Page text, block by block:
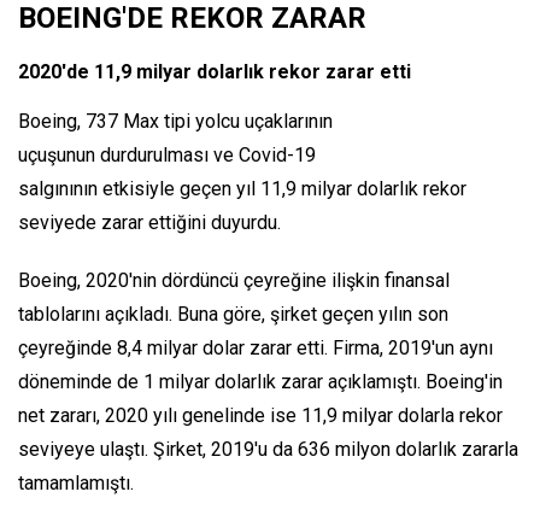
BOEING'DE REKOR ZARAR
2020'de 11,9 milyar dolarlık rekor zarar etti
Boeing, 737 Max tipi yolcu uçaklarının
uçuşunun durdurulması ve Covid-19
salgınının etkisiyle geçen yıl 11,9 milyar dolarlık rekor
seviyede zarar ettiğini duyurdu.
Boeing, 2020'nin dördüncü çeyreğine ilişkin finansal
tablolarını açıkladı. Buna göre, şirket geçen yılın son
çeyreğinde 8,4 milyar dolar zarar etti. Firma, 2019'un aynı
döneminde de 1 milyar dolarlık zarar açıklamıştı. Boeing'in
net zararı, 2020 yılı genelinde ise 11,9 milyar dolarla rekor
seviyeye ulaştı. Şirket, 2019'u da 636 milyon dolarlık zararla
tamamlamıştı.